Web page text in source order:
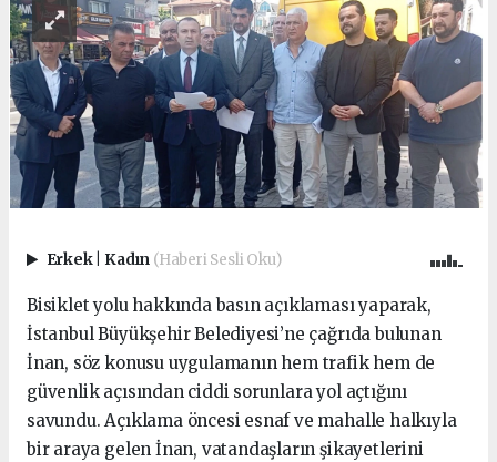
Erkek Kadın (Haberi Sesli Oku)
Bisiklet yolu hakkında basın açıklaması yaparak,
İstanbul Büyükşehir Belediyesi’ne çağrıda bulunan
İnan, söz konusu uygulamanın hem trafik hem de
güvenlik açısından ciddi sorunlara yol açtığını
savundu. Açıklama öncesi esnaf ve mahalle halkıyla
bir araya gelen İnan, vatandaşların şikayetlerini